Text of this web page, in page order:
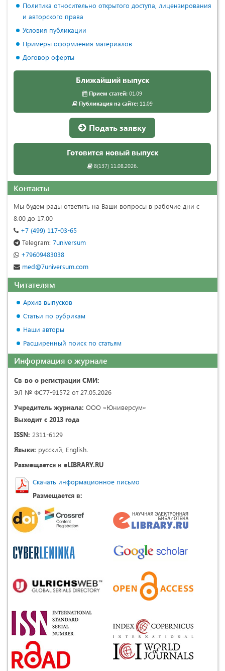
Политика относительно открытого доступа, лицензирования
и авторского права
Условия публикации
Примеры оформления материалов
Договор оферты
Ближайший выпуск
Прием статей: 01.09
Публикация на сайте:11.09
Подать заявку
Готовится новый выпуск
8(137) 11.08.2026.
Контакты
Мы будем рады ответить на Ваши вопросы в рабочие дни с
8.00 до 17.00
+7 (499) 117-03-65
Telegram: 7universum
+79609483038
med@7universum.com
Читателям
Архив выпусков
Статьи по рубрикам
Наши авторы
Расширенный поиск по статьям
Информация о журнале
Св-во о регистрации СМИ:
ЭЛ № ФС77-91572 от 27.05.2026
Учредитель журнала: ООО «Юниверсум»
Выходит с 2013 года
ISSN: 2311-6129
Языки: русский, English.
Размещается в eLIBRARY.RU
Скачать информационное письмо
Размещается в: